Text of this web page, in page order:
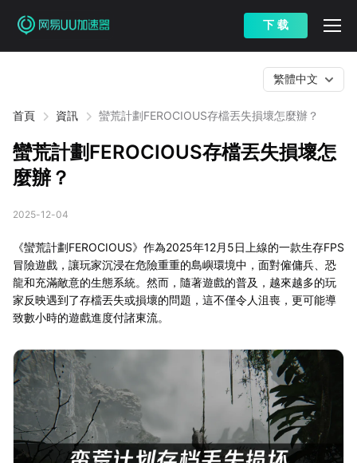
下 载
首頁 資訊 蠻荒計劃FEROCIOUS存檔丟失損壞怎麼辦？
繁體中文
蠻荒計劃FEROCIOUS存檔丟失損壞怎
麼辦？
2025-12-04
《蠻荒計劃FEROCIOUS》作為2025年12月5日上線的一款生存FPS
冒險遊戲，讓玩家沉浸在危險重重的島嶼環境中，面對僱傭兵、恐
龍和充滿敵意的生態系統。然而，隨著遊戲的普及，越來越多的玩
家反映遇到了存檔丟失或損壞的問題，這不僅令人沮喪，更可能導
致數小時的遊戲進度付諸東流。